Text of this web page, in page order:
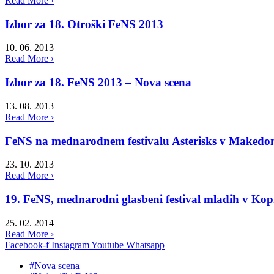
Izbor za 18. Otroški FeNS 2013
10. 06. 2013
Read More ›
Izbor za 18. FeNS 2013 – Nova scena
13. 08. 2013
Read More ›
FeNS na mednarodnem festivalu Asterisks v
23. 10. 2013
Read More ›
19. FeNS, mednarodni glasbeni festival mladih v
25. 02. 2014
Read More ›
Facebook-f InstagramYoutube Whatsapp
#Nova scena